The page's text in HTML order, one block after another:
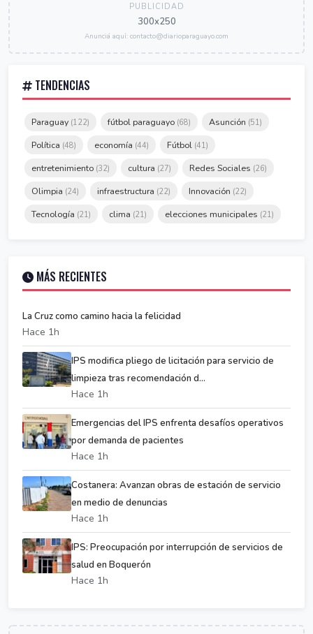
PUBLICIDAD
300x250
Anunciá aquí: contacto@diarioparaguayo.com
TENDENCIAS
Paraguay (122) fútbol paraguayo (68) Asunción (51)
Política (48) economía (44) Fútbol (41)
entretenimiento (32) cultura (27) Redes Sociales (26)
Olimpia (24) infraestructura (22) Innovación (22)
Tecnología (21) clima (21) elecciones municipales (21)
MÁS RECIENTES
La Cruz como camino hacia la felicidad
Hace 1h
IPS modifica pliego de licitación para servicio de
limpieza tras recomendación d...
Hace 1h
Emergencias del IPS enfrenta desafíos operativos
por demanda de pacientes
Hace 1h
Costanera: Avanzan obras de estación de servicio
en medio de denuncias
Hace 1h
IPS: Preocupación por interrupción de servicios de
salud en Boquerón
Hace 1h